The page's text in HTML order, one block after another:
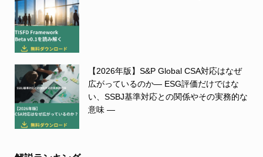
【2026年版】S&P Global CSA対応はなぜ
広がっているのか― ESG評価だけではな
い、SSBJ基準対応との関係やその実務的な
意味 ―